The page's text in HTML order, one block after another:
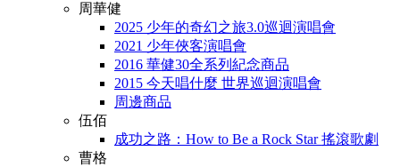
周華健
2025 少年的奇幻之旅3.0巡迴演唱會
2021 少年俠客演唱會
2016 華健30全系列紀念商品
2015 今天唱什麼 世界巡迴演唱會
周邊商品
伍佰
成功之路：How to Be a Rock Star 搖滾歌劇
曹格